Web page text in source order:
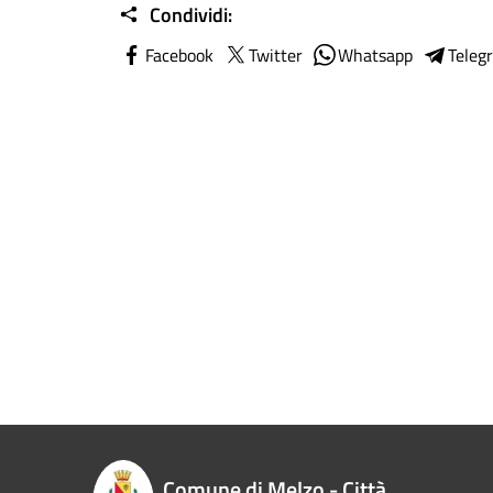
Condividi:
Facebook Twitter Whatsapp